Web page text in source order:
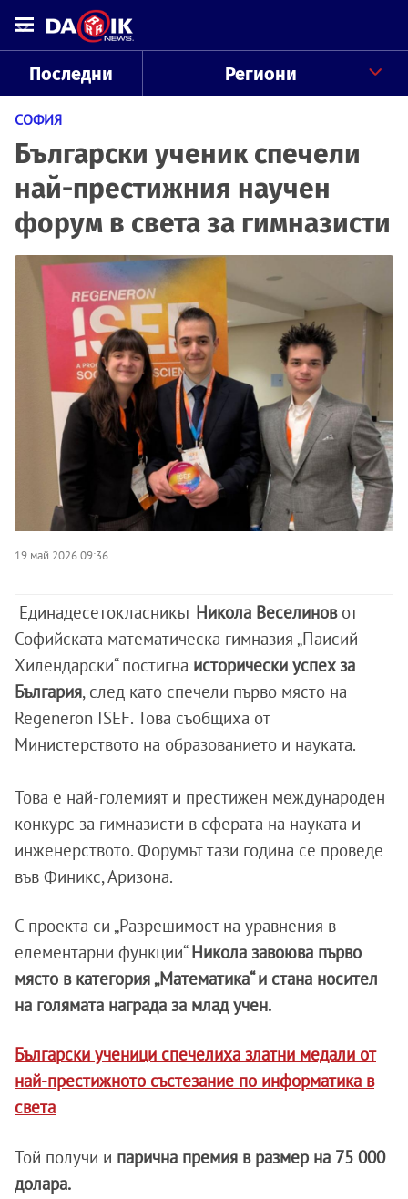
Последни Региони
СОФИЯ
Български ученик спечели
най-престижния научен
форум в света за гимназисти
19 май 2026 09:36
Единадесетокласникът Никола Веселинов от
Софийската математическа гимназия „Паисий
Хилендарски“ постигна исторически успех за
България, след като спечели първо място на
Regeneron ISEF. Това съобщиха от
Министерството на образованието и науката.
Това е най-големият и престижен международен
конкурс за гимназисти в сферата на науката и
инженерството. Форумът тази година се проведе
във Финикс, Аризона.
С проекта си „Разрешимост на уравнения в
елементарни функции“Никола завоюва първо
място в категория „Математика“ и стана носител
на голямата награда за млад учен.
Български ученици спечелиха златни медали от
най-престижното състезание по информатика в
света
Той получи и парична премия в размер на 75 000
долара.